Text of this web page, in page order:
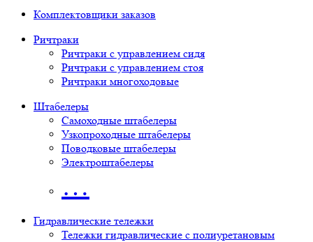
Комплектовщики заказов
Ричтраки
Ричтраки с управлением сидя
Ричтраки с управлением стоя
Ричтраки многоходовые
Штабелеры
Самоходные штабелеры
Узкопроходные штабелеры
Поводковые штабелеры
Электроштабелеры
…
Гидравлические тележки
Тележки гидравлические с полиуретановым